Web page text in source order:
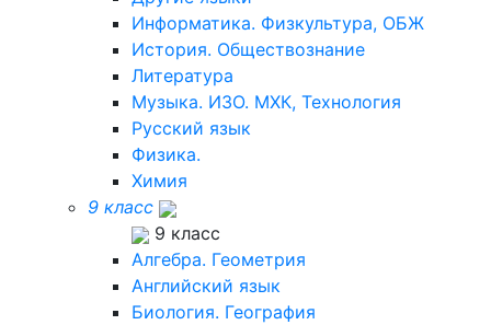
Информатика. Физкультура, ОБЖ
История. Обществознание
Литература
Музыка. ИЗО. МХК, Технология
Русский язык
Физика.
Химия
9 класс
9 класс
Алгебра. Геометрия
Английский язык
Биология. География